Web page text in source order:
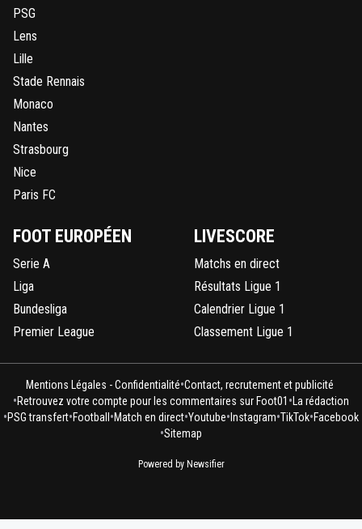
PSG
Lens
Lille
Stade Rennais
Monaco
Nantes
Strasbourg
Nice
Paris FC
FOOT EUROPÉEN
Serie A
Liga
Bundesliga
Premier League
LIVESCORE
Matchs en direct
Résultats Ligue 1
Calendrier Ligue 1
Classement Ligue 1
Mentions Légales - Confidentialité•Contact, recrutement et publicité
•Retrouvez votre compte pour les commentaires sur Foot01 • La rédaction
•PSG transfert•Football •Match en direct•Youtube• Instagram•TikTok•Facebook
•Sitemap
Powered by Newsifier